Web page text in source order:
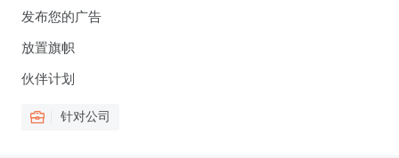
发布您的广告
放置旗帜
伙伴计划
针对公司